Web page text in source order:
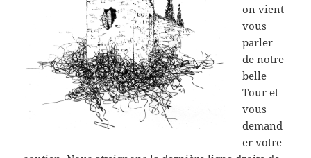
on vient
vous
parler
de notre
belle
Tour et
vous
demand
er votre